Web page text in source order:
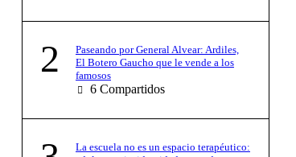
2
Paseando por General Alvear: Ardiles,
El Botero Gaucho que le vende a los
famosos
6 Compartidos
La escuela no es un espacio terapéutico: